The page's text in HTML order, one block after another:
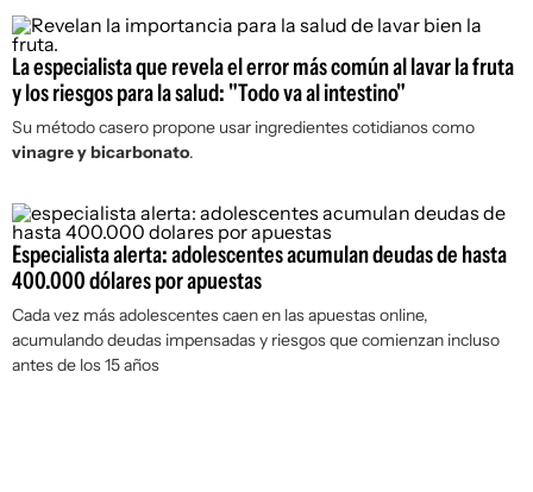
La especialista que revela el error más común al lavar la fruta
y los riesgos para la salud: "Todo va al intestino"
Su método casero propone usar ingredientes cotidianos como
vinagre y bicarbonato.
Especialista alerta: adolescentes acumulan deudas de hasta
400.000 dólares por apuestas
Cada vez más adolescentes caen en las apuestas online,
acumulando deudas impensadas y riesgos que comienzan incluso
antes de los 15 años